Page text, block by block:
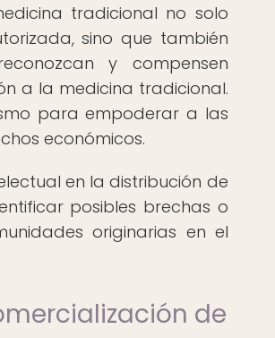
tradicional no solo
sino que también
y compensen
a la medicina tradicional.
para empoderar a las
económicos.
en la distribución de
posibles brechas o
originarias en el
de